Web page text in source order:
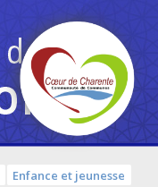
Enfance et jeunesse